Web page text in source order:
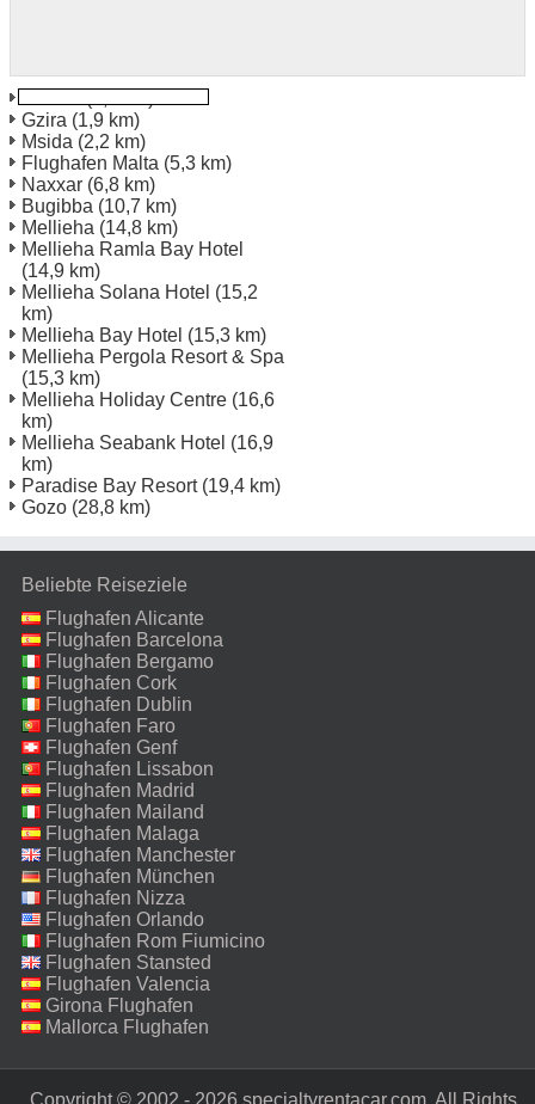
Gzira (1,9 km)
Msida (2,2 km)
Flughafen Malta (5,3 km)
Naxxar (6,8 km)
Bugibba (10,7 km)
Mellieha (14,8 km)
Mellieha Ramla Bay Hotel
(14,9 km)
Mellieha Solana Hotel (15,2
km)
Mellieha Bay Hotel (15,3 km)
Mellieha Pergola Resort & Spa
(15,3 km)
Mellieha Holiday Centre (16,6
km)
Mellieha Seabank Hotel (16,9
km)
Paradise Bay Resort(19,4 km)
Gozo (28,8 km)
Beliebte Reiseziele
Flughafen Alicante
Flughafen Barcelona
Flughafen Bergamo
Flughafen Cork
Flughafen Dublin
Flughafen Faro
Flughafen Genf
Flughafen Lissabon
Flughafen Madrid
Flughafen Mailand
Malpensa
Flughafen Malaga
Flughafen Manchester
Flughafen München
Flughafen Nizza
Flughafen Orlando
Flughafen Rom Fiumicino
Flughafen Stansted
Flughafen Valencia
Girona Flughafen
Mallorca Flughafen
Copyright © 2002 - 2026 specialtyrentacar.com. All Rights